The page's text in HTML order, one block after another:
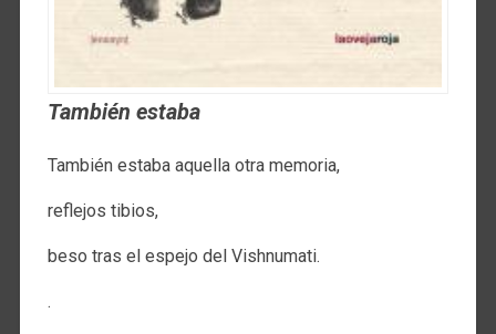
También estaba
También estaba aquella otra memoria,
reflejos tibios,
beso tras el espejo del Vishnumati.
.